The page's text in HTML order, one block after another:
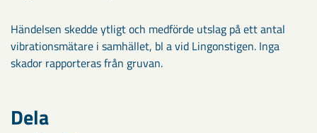
Händelsen skedde ytligt och medförde utslag på ett antal
vibrationsmätare i samhället, bl a vid Lingonstigen. Inga
skador rapporteras från gruvan.
Dela